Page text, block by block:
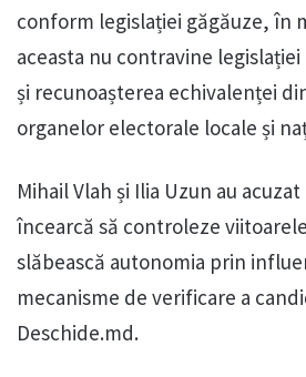
conform legislației găgăuze, în
aceasta nu contravine
și recunoașterea echivalenței
organelor electorale locale și
Mihail Vlah și Ilia Uzun au
încearcă să controleze
slăbească autonomia prin
mecanisme de verificare a
Deschide.md.